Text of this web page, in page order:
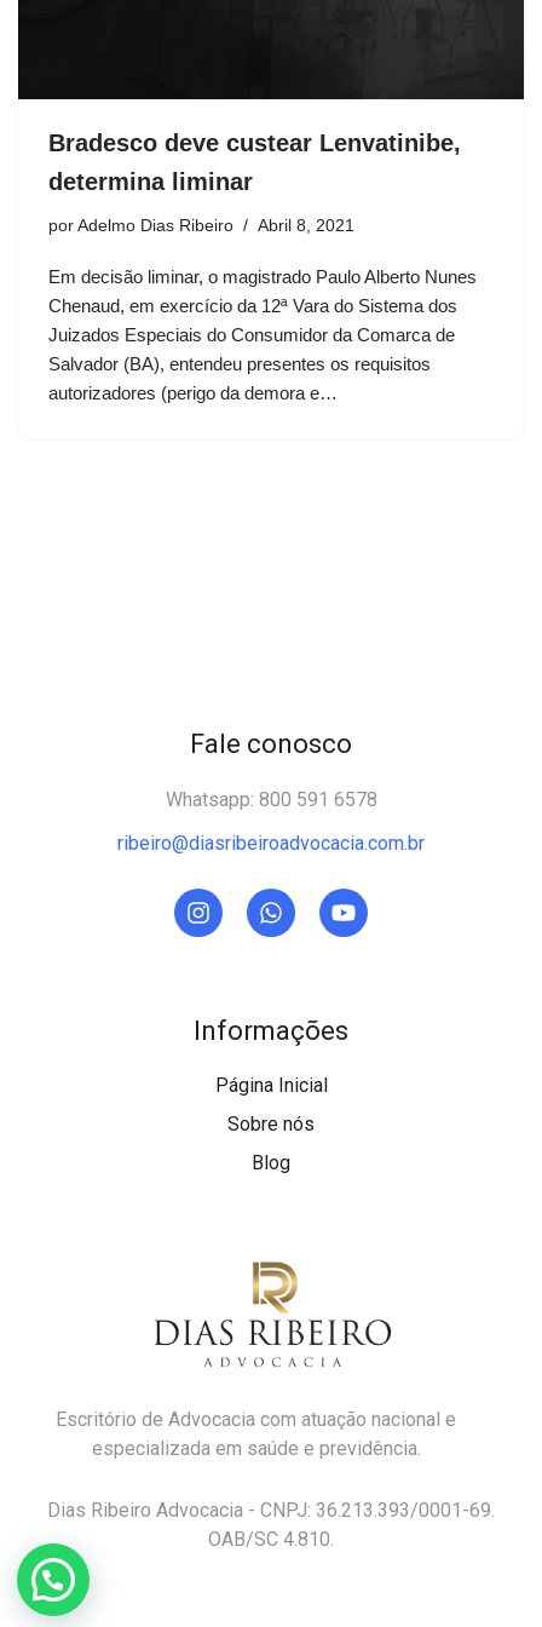
Bradesco deve custear Lenvatinibe,
determina liminar
por Adelmo Dias Ribeiro Abril 8, 2021
Em decisão liminar, o magistrado Paulo Alberto Nunes
Chenaud, em exercício da 12ª Vara do Sistema dos
Juizados Especiais do Consumidor da Comarca de
Salvador (BA), entendeu presentes os requisitos
autorizadores (perigo da demora e…
Escritório de Advocacia com atuação nacional e
especializada em saúde e previdência.
Dias Ribeiro Advocacia - CNPJ: 36.213.393/0001-69.
OAB/SC 4.810.
Informações
Página Inicial
Sobre nós
Blog
Fale conosco
Whatsapp: 800 591 6578
ribeiro@diasribeiroadvocacia.com.br